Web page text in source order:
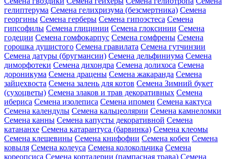
гелиптерума Семена гелихризума (безсмертника) Семена
георгины Семена герберы Семена гипоэстеса Семена
гипсофилы Семена глицинии Семена глоксинии Семена
годеции Семена гомфокарпус Семена гомфрены Семена
горошка душистого Семена гравилата Семена гутчинзии
Семена датуры (бругмансии) Семена дельфиниума Семена
диморфотеки Семена дихондра Семена долихоса Семена
дороникума Семена драцены Семена жакаранда Семена
зайцехвоста Семена залень для котов Семена Зимний букет
(сухоцветы) Семена злаков и трав декоративных Семена
ибериса Семена изолеписа Семена ипомеи Семена кактуса
Семена календулы Семена кальцеолярии Семена камнеломки
Семена канны Семена капусты декоративной Семена
катананхе Семена катарантуса (барвинка) Семена клеомы
Семена клещевины Семена книфофии Семена кобеи Семена
ковыля Семена колеуса Семена колокольчика Семена
кореопсиса Семена кортадерии (пампасная трава) Семена